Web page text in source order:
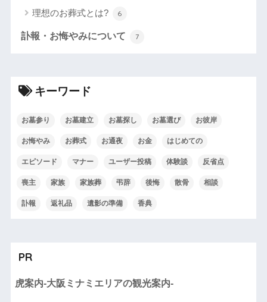
理想のお葬式とは? 6
訃報・お悔やみについて 7
キーワード
お墓参り お墓建立 お墓探し お墓選び お彼岸
お悔やみ お葬式 お通夜 お金 はじめての
エピソード マナー ユーザー投稿 体験談 反省点
喪主 家族 家族葬 弔辞 後悔 散骨 相談
訃報 返礼品 遺影の準備 香典
PR
虎案内-大阪ミナミエリアの観光案内-